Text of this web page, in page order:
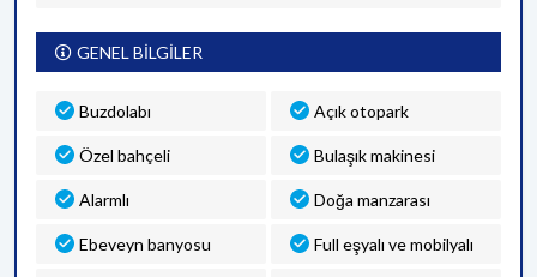
GENEL BİLGİLER
Buzdolabı Açık otopark
Özel bahçeli Bulaşık makinesi
Alarmlı Doğa manzarası
Ebeveyn banyosu Full eşyalı ve mobilyalı